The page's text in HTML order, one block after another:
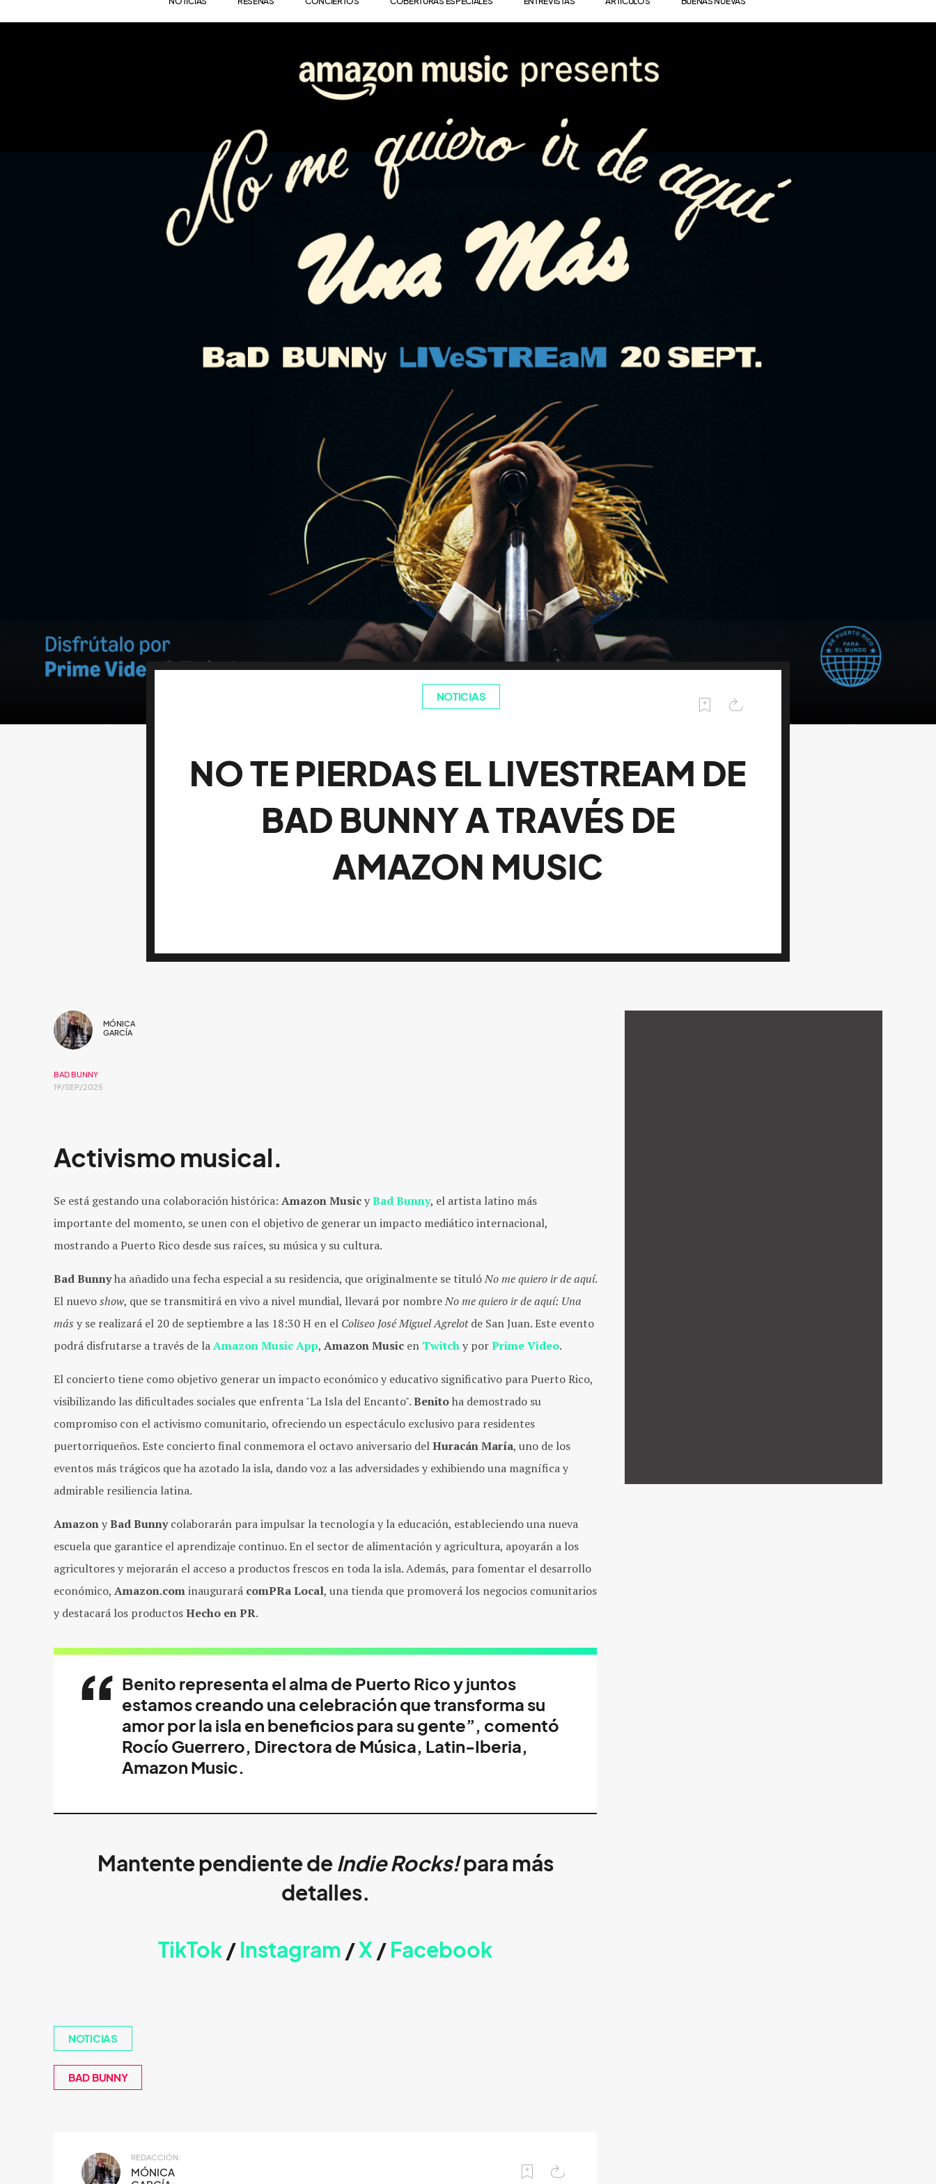
NOTICIAS
NO TE PIERDAS EL LIVESTREAM DE
BAD BUNNY A TRAVÉS DE
AMAZON MUSIC
MÓNICA
GARCÍA
BAD BUNNY
19/SEP/2025
Activismo musical.
Se está gestando una colaboración histórica: Amazon MusicyBad Bunny, el artista latino más
importante del momento, se unen con el objetivo de generar un impacto mediático internacional,
mostrando a Puerto Rico desde sus raíces, su música y su cultura.
Bad Bunnyha añadido una fecha especial a su residencia, que originalmente se titulóNo me quiero ir de aquí.
El nuevoshow, que se transmitirá en vivo a nivel mundial, llevará por nombreNo me quiero ir de aquí: Una
más y se realizará el 20 de septiembre a las 18:30 H en el Coliseo José Miguel Agrelotde San Juan. Este evento
podrá disfrutarse a través de laAmazon Music App, Amazon Music en Twitchy porPrime Video.
El concierto tiene como objetivo generar un impacto económico y educativo significativo para Puerto Rico,
visibilizando las dificultades sociales que enfrenta "La Isla del Encanto".Benitoha demostrado su
compromiso con el activismo comunitario, ofreciendo un espectáculo exclusivo para residentes
puertorriqueños. Este concierto final conmemora el octavo aniversario delHuracán María, uno de los
eventos más trágicos que ha azotado la isla, dando voz a las adversidades y exhibiendo una magnífica y
admirable resiliencia latina.
AmazonyBad Bunnycolaborarán para impulsar la tecnología y la educación, estableciendo una nueva
escuela que garantice el aprendizaje continuo. En el sector de alimentación y agricultura, apoyarán a los
agricultores y mejorarán el acceso a productos frescos en toda la isla. Además, para fomentar el desarrollo
económico, Amazon.cominaugurará comPRa Local, una tienda que promoverá los negocios comunitarios
y destacará los productosHecho en PR.
Benito representa el alma de Puerto Rico y juntos
estamos creando una celebración que transforma su
amor por la isla en beneficios para su gente”, comentó
Rocío Guerrero, Directora de Música, Latin-Iberia,
Amazon Music.
Mantente pendiente deIndie Rocks!para más
detalles.
TikTok/Instagram /X/Facebook
NOTICIAS
BAD BUNNY
REDACCIÓN:
MÓNICA